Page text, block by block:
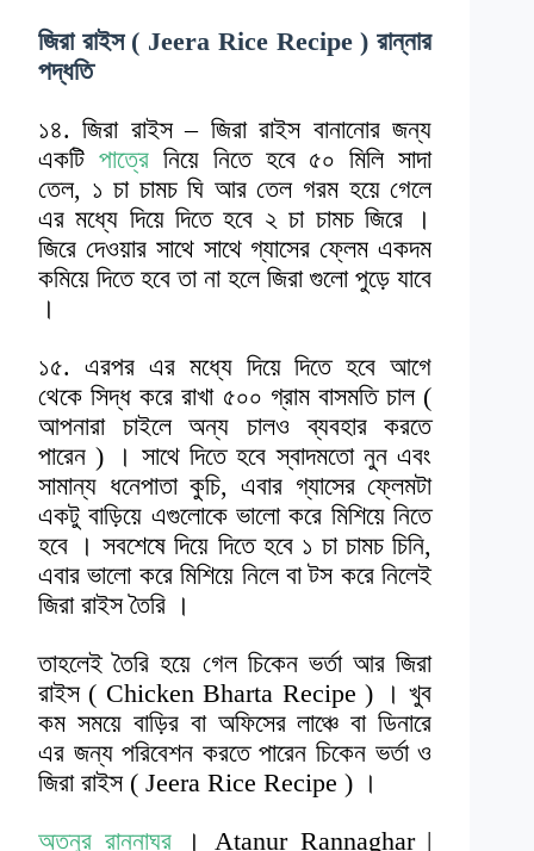
জিরা রাইস ( Jeera Rice Recipe ) রান্নার
পদ্ধতি
১৪. জিরা রাইস – জিরা রাইস বানানোর জন্য
একটি পাত্রেনিয়ে নিতে হবে ৫০ মিলি সাদা
তেল, ১ চা চামচ ঘি আর তেল গরম হয়ে গেলে
এর মধ্যে দিয়ে দিতে হবে ২ চা চামচ জিরে ।
জিরে দেওয়ার সাথে সাথে গ্যাসের ফ্লেম একদম
কমিয়ে দিতে হবে তা না হলে জিরা গুলো পুড়ে যাবে
।
১৫. এরপর এর মধ্যে দিয়ে দিতে হবে আগে
থেকে সিদ্ধ করে রাখা ৫০০ গ্রাম বাসমতি চাল (
আপনারা চাইলে অন্য চালও ব্যবহার করতে
পারেন ) । সাথে দিতে হবে স্বাদমতো নুন এবং
সামান্য ধনেপাতা কুচি, এবার গ্যাসের ফ্লেমটা
একটু বাড়িয়ে এগুলোকে ভালো করে মিশিয়ে নিতে
হবে । সবশেষে দিয়ে দিতে হবে ১ চা চামচ চিনি,
এবার ভালো করে মিশিয়ে নিলে বা টস করে নিলেই
জিরা রাইস তৈরি ।
তাহলেই তৈরি হয়ে গেল চিকেন ভর্তা আর জিরা
রাইস ( Chicken Bharta Recipe ) । খুব
কম সময়ে বাড়ির বা অফিসের লাঞ্চে বা ডিনারে
এর জন্য পরিবেশন করতে পারেন চিকেন ভর্তা ও
জিরা রাইস ( Jeera Rice Recipe ) ।
অতনুর রান্নাঘর। Atanur Rannaghar |